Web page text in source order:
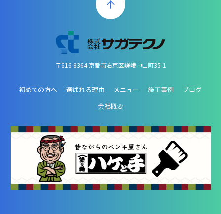
〒616-8364 京都市右京区嵯峨中山町35-1
初めての方へ 選ばれる理由 メニュー 施工事例
ブログ
会社概要